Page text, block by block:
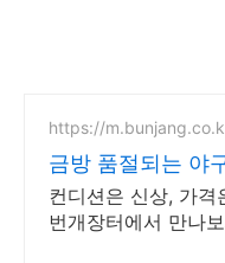
https://
금방 품절되는 야
브랜드 중고거래
컨디션은 신상, 가격
번개장터에서 만나